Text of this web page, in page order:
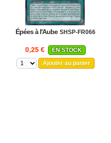
Épées à l'Aube SHSP-FR066
0,25 €
EN STOCK
Ajouter au panier